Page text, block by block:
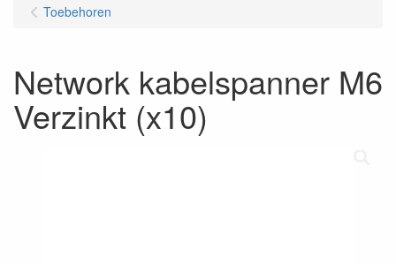
Toebehoren
Network kabelspanner M6
Verzinkt (x10)